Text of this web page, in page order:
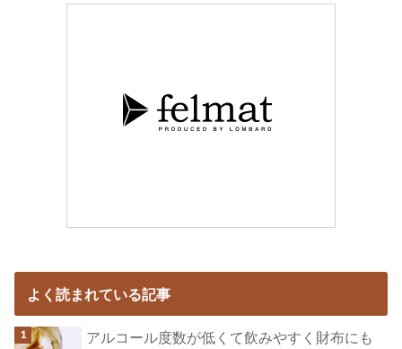
よく読まれている記事
アルコール度数が低くて飲みやすく財布にも